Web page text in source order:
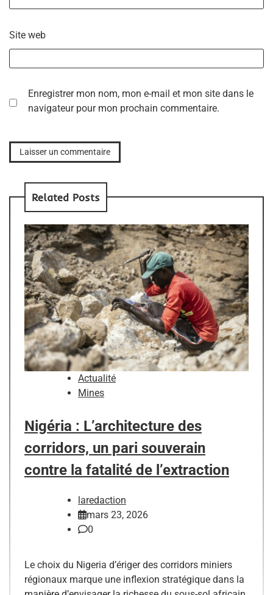
Site web
Enregistrer mon nom, mon e-mail et mon site dans le
navigateur pour mon prochain commentaire.
Related Posts
Actualité
Mines
Nigéria : L’architecture des
corridors, un pari souverain
contre la fatalité de l’extraction
laredaction
mars 23, 2026
0
Le choix du Nigeria d’ériger des corridors miniers
régionaux marque une inflexion stratégique dans la